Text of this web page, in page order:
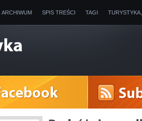
ARCHIWUM SPIS TREŚCI TAGI